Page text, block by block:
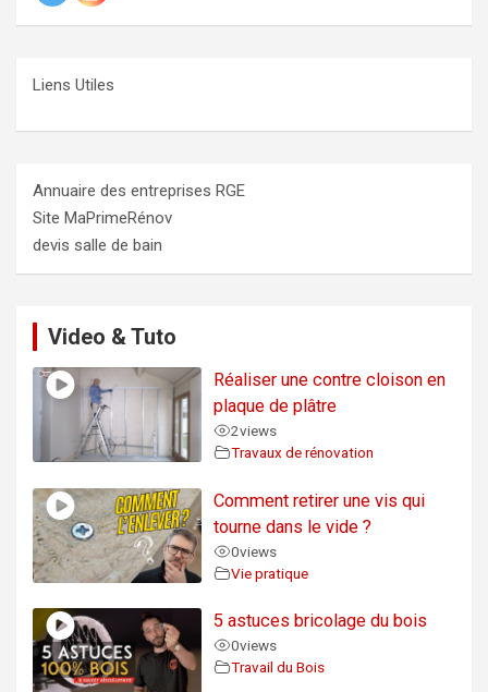
Liens Utiles
Annuaire des entreprises RGE
Site MaPrimeRénov
devis salle de bain
Video & Tuto
Réaliser une contre cloison en
plaque de plâtre
2views
Travaux de rénovation
Comment retirer une vis qui
tourne dans le vide ?
0views
Vie pratique
5 astuces bricolage du bois
0views
Travail du Bois